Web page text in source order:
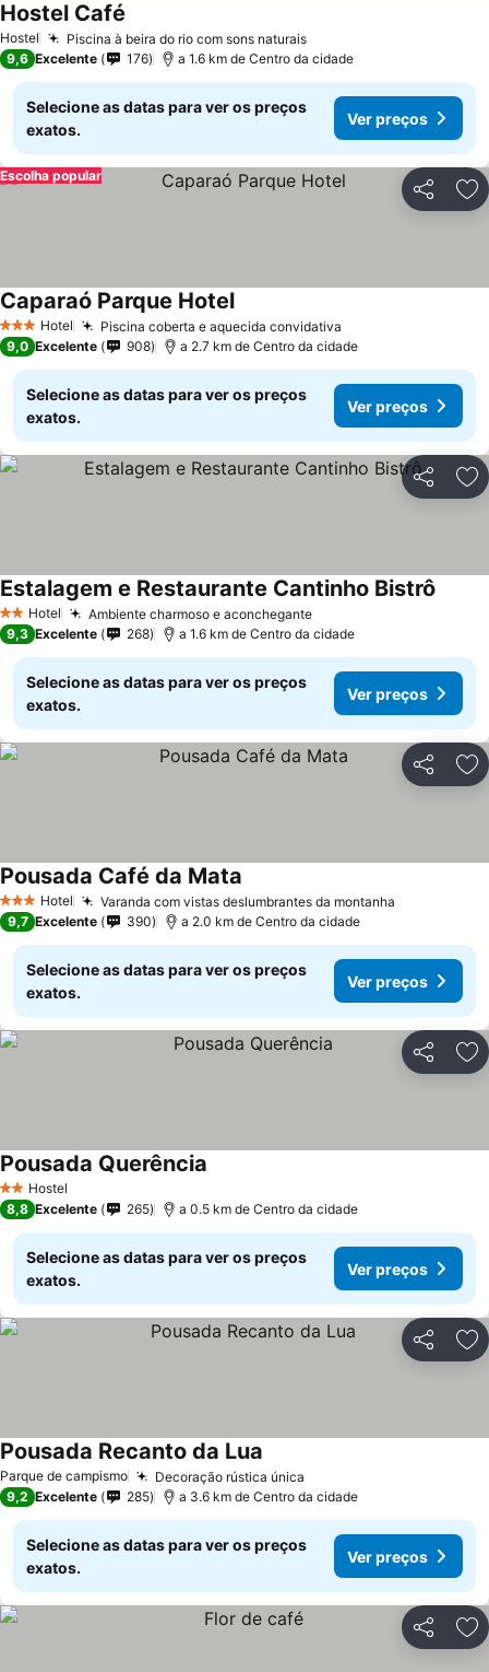
Hostel Piscina à beira do rio com sons naturais
Hostel Café
9,6 Excelente 176 a 1.6 km de Centro da cidade
Selecione as datas para ver os preços
exatos.
Ver preços
Partilhar
Escolha popular
3 EstrelasHotel Piscina coberta e aquecida convidativa
Caparaó Parque Hotel
9,0 Excelente 908 a 2.7 km de Centro da cidade
Selecione as datas para ver os preços
exatos.
Ver preços
Partilhar
2 Estrelas
Hotel Ambiente charmoso e aconchegante
Estalagem e Restaurante Cantinho Bistrô
9,3 Excelente 268 a 1.6 km de Centro da cidade
Selecione as datas para ver os preços
exatos.
Ver preços
Partilhar
3 EstrelasHotel Varanda com vistas deslumbrantes da montanha
Pousada Café da Mata
9,7 Excelente 390 a 2.0 km de Centro da cidade
Selecione as datas para ver os preços
exatos.
Ver preços
Partilhar
2 Estrelas
Hostel
Pousada Querência
8,8 Excelente 265 a 0.5 km de Centro da cidade
Selecione as datas para ver os preços
exatos.
Ver preços
Partilhar
Parque de campismo Decoração rústica única
Pousada Recanto da Lua
9,2 Excelente 285 a 3.6 km de Centro da cidade
Selecione as datas para ver os preços
exatos.
Ver preços
Partilhar